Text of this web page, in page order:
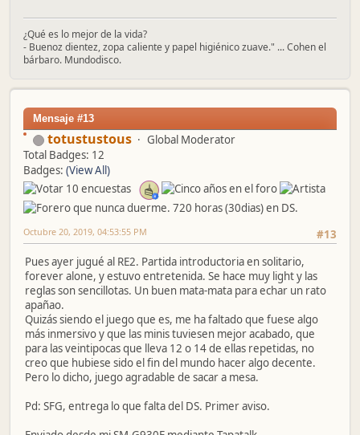
¿Qué es lo mejor de la vida?
- Buenoz dientez, zopa caliente y papel higiénico zuave." ... Cohen el
bárbaro. Mundodisco.
Mensaje #13
totustustous
Global Moderator
Total Badges: 12
Badges: (View All)
#13
Octubre 20, 2019, 04:53:55 PM
Pues ayer jugué al RE2. Partida introductoria en solitario,
forever alone, y estuvo entretenida. Se hace muy light y las
reglas son sencillotas. Un buen mata-mata para echar un rato
apañao.
Quizás siendo el juego que es, me ha faltado que fuese algo
más inmersivo y que las minis tuviesen mejor acabado, que
para las veintipocas que lleva 12 o 14 de ellas repetidas, no
creo que hubiese sido el fin del mundo hacer algo decente.
Pero lo dicho, juego agradable de sacar a mesa.
Pd: SFG, entrega lo que falta del DS. Primer aviso.